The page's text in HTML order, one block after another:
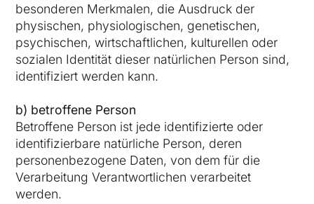
besonderen Merkmalen, die Ausdruck der
physischen, physiologischen, genetischen,
psychischen, wirtschaftlichen, kulturellen oder
sozialen Identität dieser natürlichen Person sind,
identifiziert werden kann.
b) betroffene Person
Betroffene Person ist jede identifizierte oder
identifizierbare natürliche Person, deren
personenbezogene Daten, von dem für die
Verarbeitung Verantwortlichen verarbeitet
werden.